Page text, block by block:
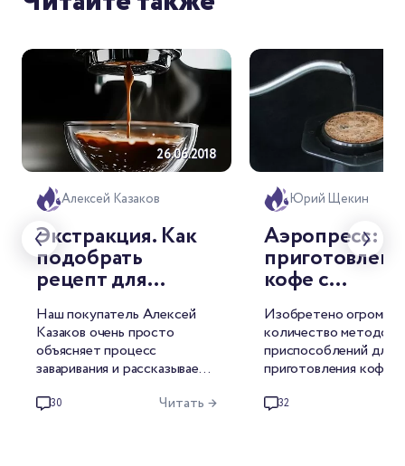
26.06.2018
Алексей Казаков
Экстракция. Как
подобрать
рецепт для
любого кофе
Наш покупатель Алексей
Казаков очень просто
объясняет процесс
заваривания и рассказывает,
чтобы всегда получать
30 Читать →
Юрий Щекин
Аэропресс:
кофе с
чемпионатов
Изобретено огромное
количество методов и
приспособлений для
приготовления кофе.
аэропресс, на мой
32